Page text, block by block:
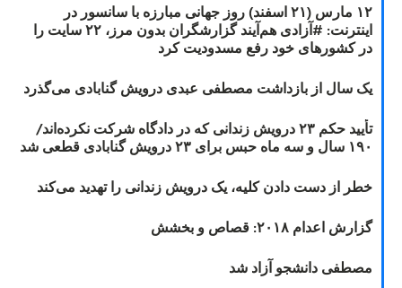
۱۲ مارس (۲۱ اسفند) روز جهانی مبارزه با سانسور در
اینترنت: #آزادی هم‌آیند گزارشگران‌ بدون مرز، ۲۲ سایت را
در کشورهای خود رفع مسدودیت کرد
یک سال از بازداشت مصطفی عبدی درویش گنابادی می‌گذرد
تأیید حکم ۲۳ درویش زندانی که در دادگاه شرکت نکرده‌اند/
۱۹۰ سال و سه ماه حبس برای ۲۳ درویش گنابادی قطعی شد
خطر از دست دادن کلیه، یک درویش زندانی را تهدید می‌کند
گزارش اعدام ۲۰۱۸: قصاص و بخشش
مصطفی دانشجو آزاد شد